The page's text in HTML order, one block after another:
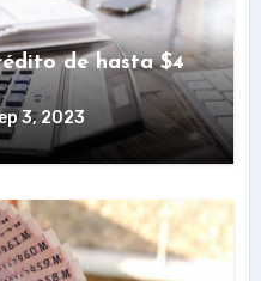
de hasta $4
3, 2023